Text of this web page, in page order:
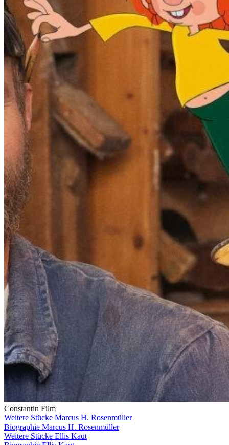
Constantin Film
Weitere Stücke Marcus H. Rosenmüller
Biographie Marcus H. Rosenmüller
Weitere Stücke Ellis Kaut